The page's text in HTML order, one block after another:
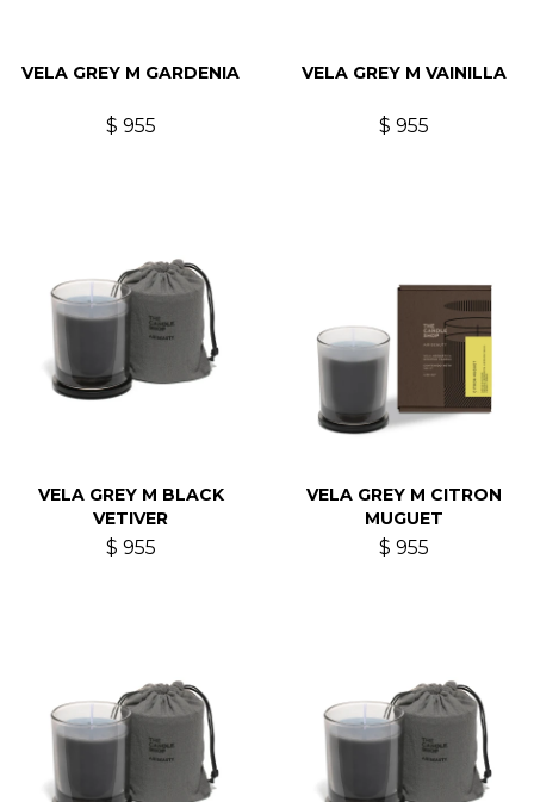
VELA GREY M GARDENIA
$ 955
VELA GREY M VAINILLA
$ 955
VELA GREY M BLACK
VETIVER
$ 955
VELA GREY M CITRON
MUGUET
$ 955